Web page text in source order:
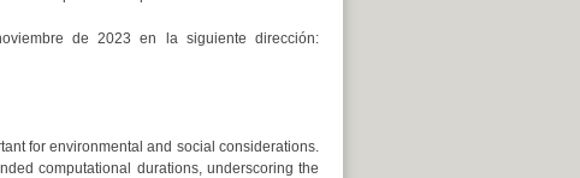
de 2023 en la siguiente dirección:
for environmental and social considerations.
computational durations, underscoring the